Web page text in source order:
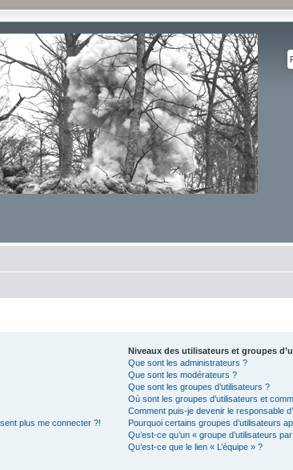
plus me connecter ?!
Niveaux des utilisateurs et groupes
Que sont les administrateurs ?
Que sont les modérateurs ?
Que sont les groupes d’utilisateurs ?
Où sont les groupes d’utilisateurs et
Comment puis-je devenir le responsable
Pourquoi certains groupes d’utilisateurs
Qu’est-ce qu’un « groupe d’utilisateurs
Qu’est-ce que le lien « L’équipe » ?